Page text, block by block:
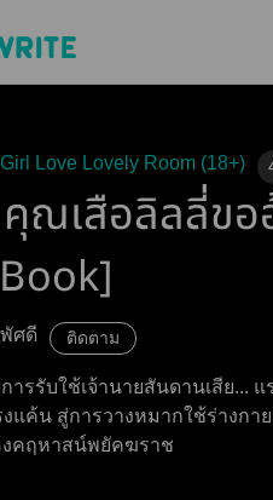
Love Lovely Room (18+)
คุณเสือลิลลี่ข
พัศดี ติดตาม
ารรับใช้เจ้านายสันดานเสีย...
งแค้น สู่การวางหมากใช้ร่างกา
งคฤหาสน์พยัคฆราช